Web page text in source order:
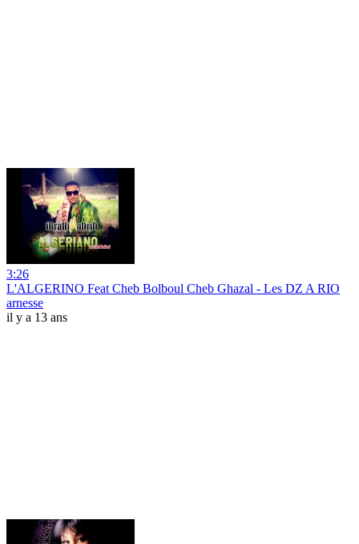
3:26
L'ALGERINO Feat Cheb Bolboul Cheb Ghazal - Les DZ A RIO
arnesse
il y a 13 ans